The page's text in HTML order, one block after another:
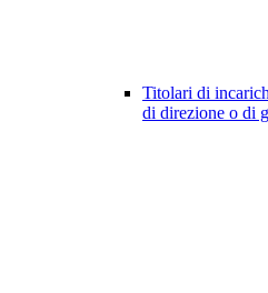
Titolari di
di direzione o di